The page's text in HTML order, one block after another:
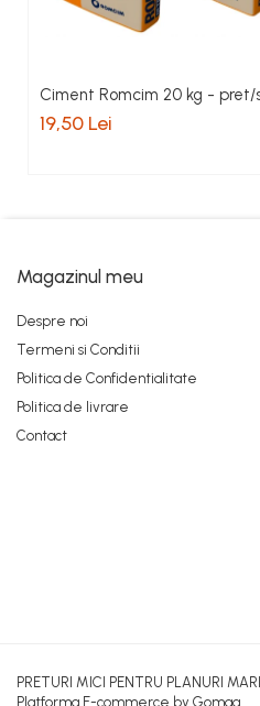
Piatra decorativa
Accesorii tigla/tabla
BCA
Caramida
Caramida Porotherm
Cărămidă Brikston
Accesorii metalice
Ciment Romcim 20 kg - pret/
19,50 Lei
Magazinul meu
Despre noi
Termeni si Conditii
Politica de Confidentialitate
Politica de livrare
Contact
PRETURI MICI PENTRU PLANURI
Platforma E-commerce by Gomag